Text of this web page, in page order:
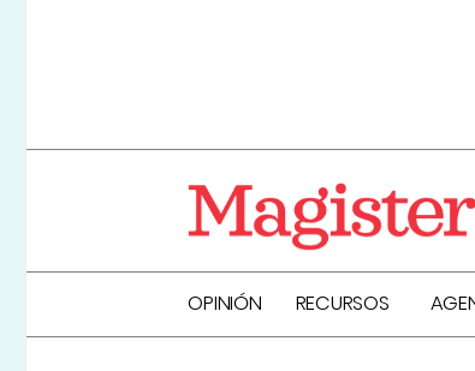
OPINIÓN RECURSOS